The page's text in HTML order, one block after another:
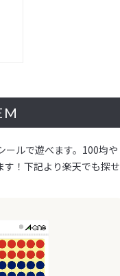
ルで遊べます。100均や
す！下記より楽天でも探せ